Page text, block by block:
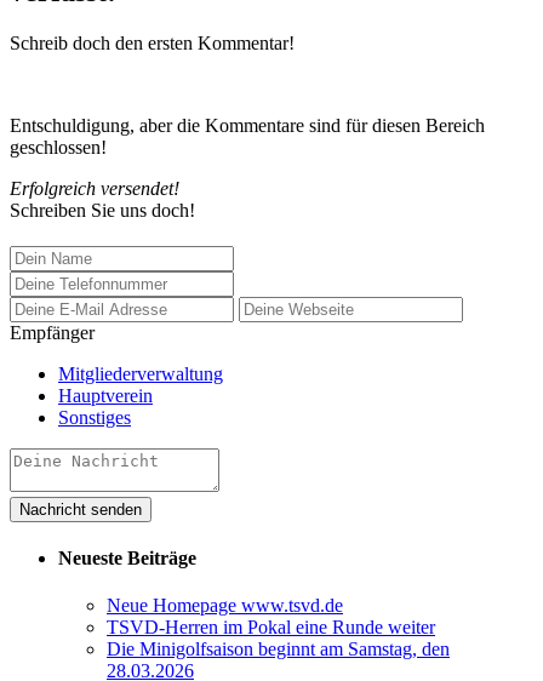
Schreib doch den ersten Kommentar!
Entschuldigung, aber die Kommentare sind für diesen Bereich
geschlossen!
Erfolgreich versendet!
Schreiben Sie uns doch!
Empfänger
Mitgliederverwaltung
Hauptverein
Sonstiges
Neueste Beiträge
Neue Homepage www.tsvd.de
TSVD-Herren im Pokal eine Runde weiter
Die Minigolfsaison beginnt am Samstag, den
28.03.2026